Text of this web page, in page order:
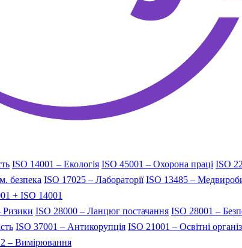
ISO 14001 – Екологія ISO 45001 – Охорона праці ISO
безпека ISO 17025 – Лабораторії ISO 13485 –
+ ISO 14001
Ризики ISO 28000 – Ланцюг постачання ISO 28001 –
ISO 37001 – Антикорупція ISO 21001 – Освітні
– Вимірювання